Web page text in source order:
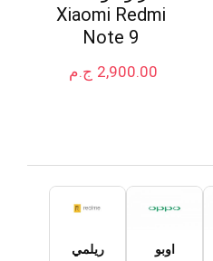
Xiaomi Redmi
Note 9
ج.م 2,900.00
اوبو ريلمي